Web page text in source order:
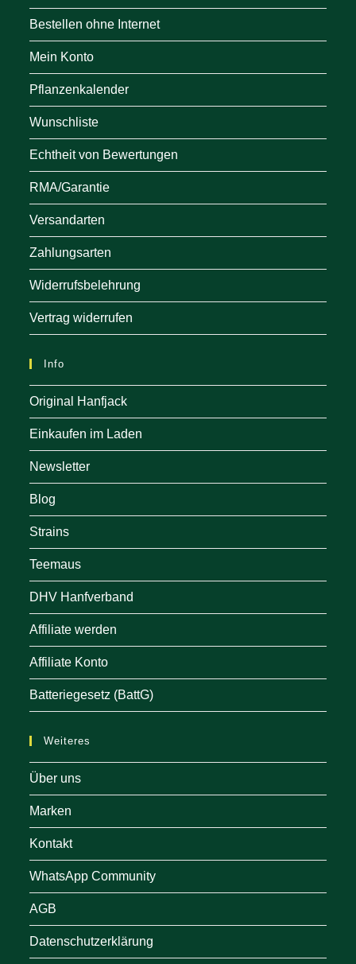
Bestellen ohne Internet
Mein Konto
Pflanzenkalender
Wunschliste
Echtheit von Bewertungen
RMA/Garantie
Versandarten
Zahlungsarten
Widerrufsbelehrung
Vertrag widerrufen
Info
Original Hanfjack
Einkaufen im Laden
Newsletter
Blog
Strains
Teemaus
DHV Hanfverband
Affiliate werden
Affiliate Konto
Batteriegesetz (BattG)
Weiteres
Über uns
Marken
Kontakt
WhatsApp Community
AGB
Datenschutzerklärung